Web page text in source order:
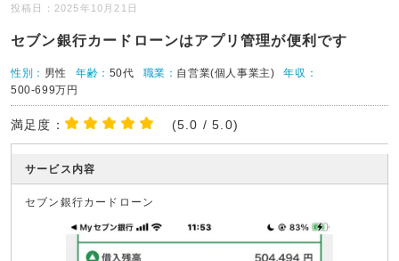
投稿日：2025年10月21日
セブン銀行カードローンはアプリ管理が便利です
性別： 男性 年齢： 50代 職業： 自営業(個人事業主)
年収：
500-699万円
満足度： (5.0 / 5.0)
サービス内容
セブン銀行カードローン